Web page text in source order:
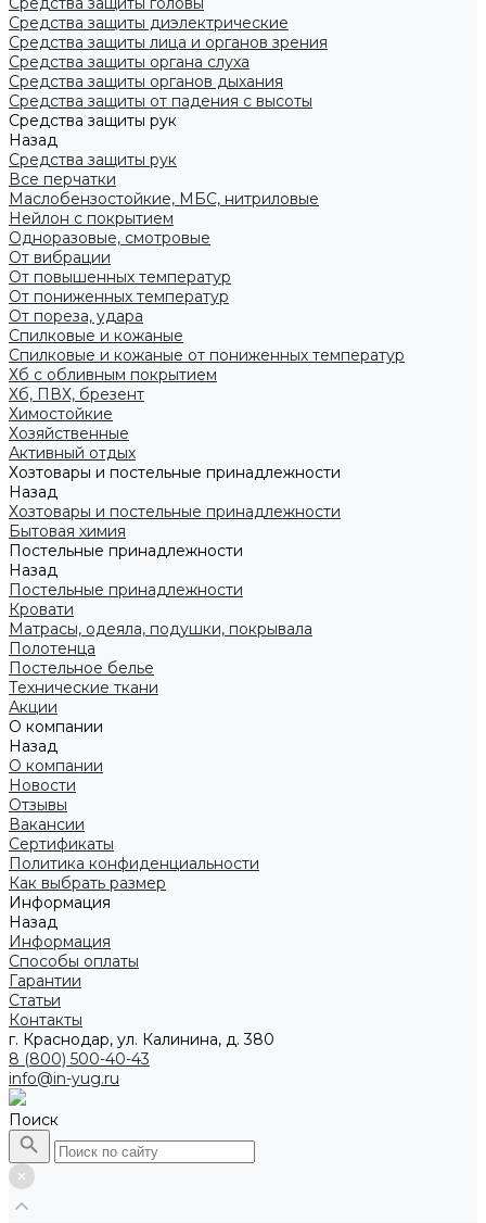
Средства защиты диэлектрические
Средства защиты лица и органов зрения
Средства защиты органа слуха
Средства защиты органов дыхания
Средства защиты от падения с высоты
Средства защиты рук
Назад
Средства защиты рук
Все перчатки
Маслобензостойкие, МБС, нитриловые
Нейлон с покрытием
Одноразовые, смотровые
От вибрации
От повышенных температур
От пониженных температур
От пореза, удара
Спилковые и кожаные
Спилковые и кожаные от пониженных температур
Хб с обливным покрытием
Хб, ПВХ, брезент
Химостойкие
Хозяйственные
Активный отдых
Хозтовары и постельные принадлежности
Назад
Хозтовары и постельные принадлежности
Бытовая химия
Постельные принадлежности
Назад
Постельные принадлежности
Кровати
Матрасы, одеяла, подушки, покрывала
Полотенца
Постельное белье
Технические ткани
Акции
О компании
Назад
О компании
Новости
Отзывы
Вакансии
Сертификаты
Политика конфиденциальности
Как выбрать размер
Информация
Назад
Информация
Способы оплаты
Гарантии
Статьи
Контакты
г. Краснодар, ул. Калинина, д. 380
8 (800) 500-40-43
info@in-yug.ru
Поиск